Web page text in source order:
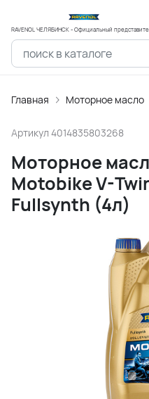
RAVENOL ЧЕЛЯБИНСК - Официальный
Главная Моторное масло
Артикул 4014835803268
Моторное
Motobike V-
Fullsynth (4л)